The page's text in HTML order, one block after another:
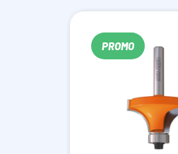
PROMO